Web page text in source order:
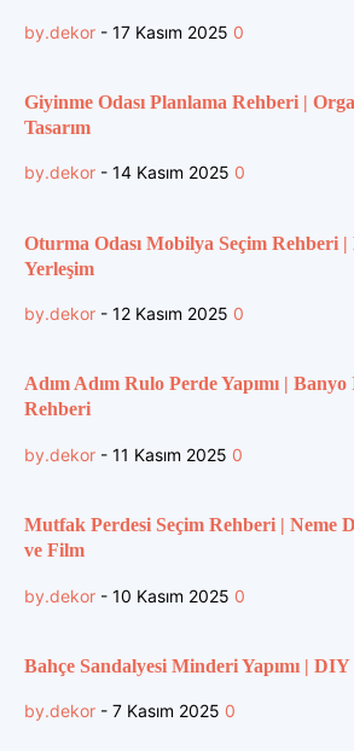
by.dekor - 17 Kasım 2025 0
Giyinme Odası Planlama Rehberi |
Tasarım
by.dekor - 14 Kasım 2025 0
Oturma Odası Mobilya Seçim Rehberi
Yerleşim
by.dekor - 12 Kasım 2025 0
Adım Adım Rulo Perde Yapımı |
Rehberi
by.dekor - 11 Kasım 2025 0
Mutfak Perdesi Seçim Rehberi | Neme
ve Film
by.dekor - 10 Kasım 2025 0
Bahçe Sandalyesi Minderi Yapımı |
by.dekor - 7 Kasım 2025 0